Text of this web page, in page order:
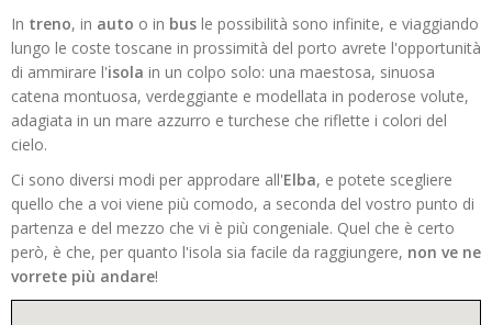
In treno, in auto o in bus le possibilità sono infinite, e viaggiando
lungo le coste toscane in prossimità del porto avrete l'opportunità
di ammirare l'isola in un colpo solo: una maestosa, sinuosa
catena montuosa, verdeggiante e modellata in poderose volute,
adagiata in un mare azzurro e turchese che riflette i colori del
cielo.
Ci sono diversi modi per approdare all'Elba, e potete scegliere
quello che a voi viene più comodo, a seconda del vostro punto di
partenza e del mezzo che vi è più congeniale. Quel che è certo
però, è che, per quanto l'isola sia facile da raggiungere, non ve ne
vorrete più andare!